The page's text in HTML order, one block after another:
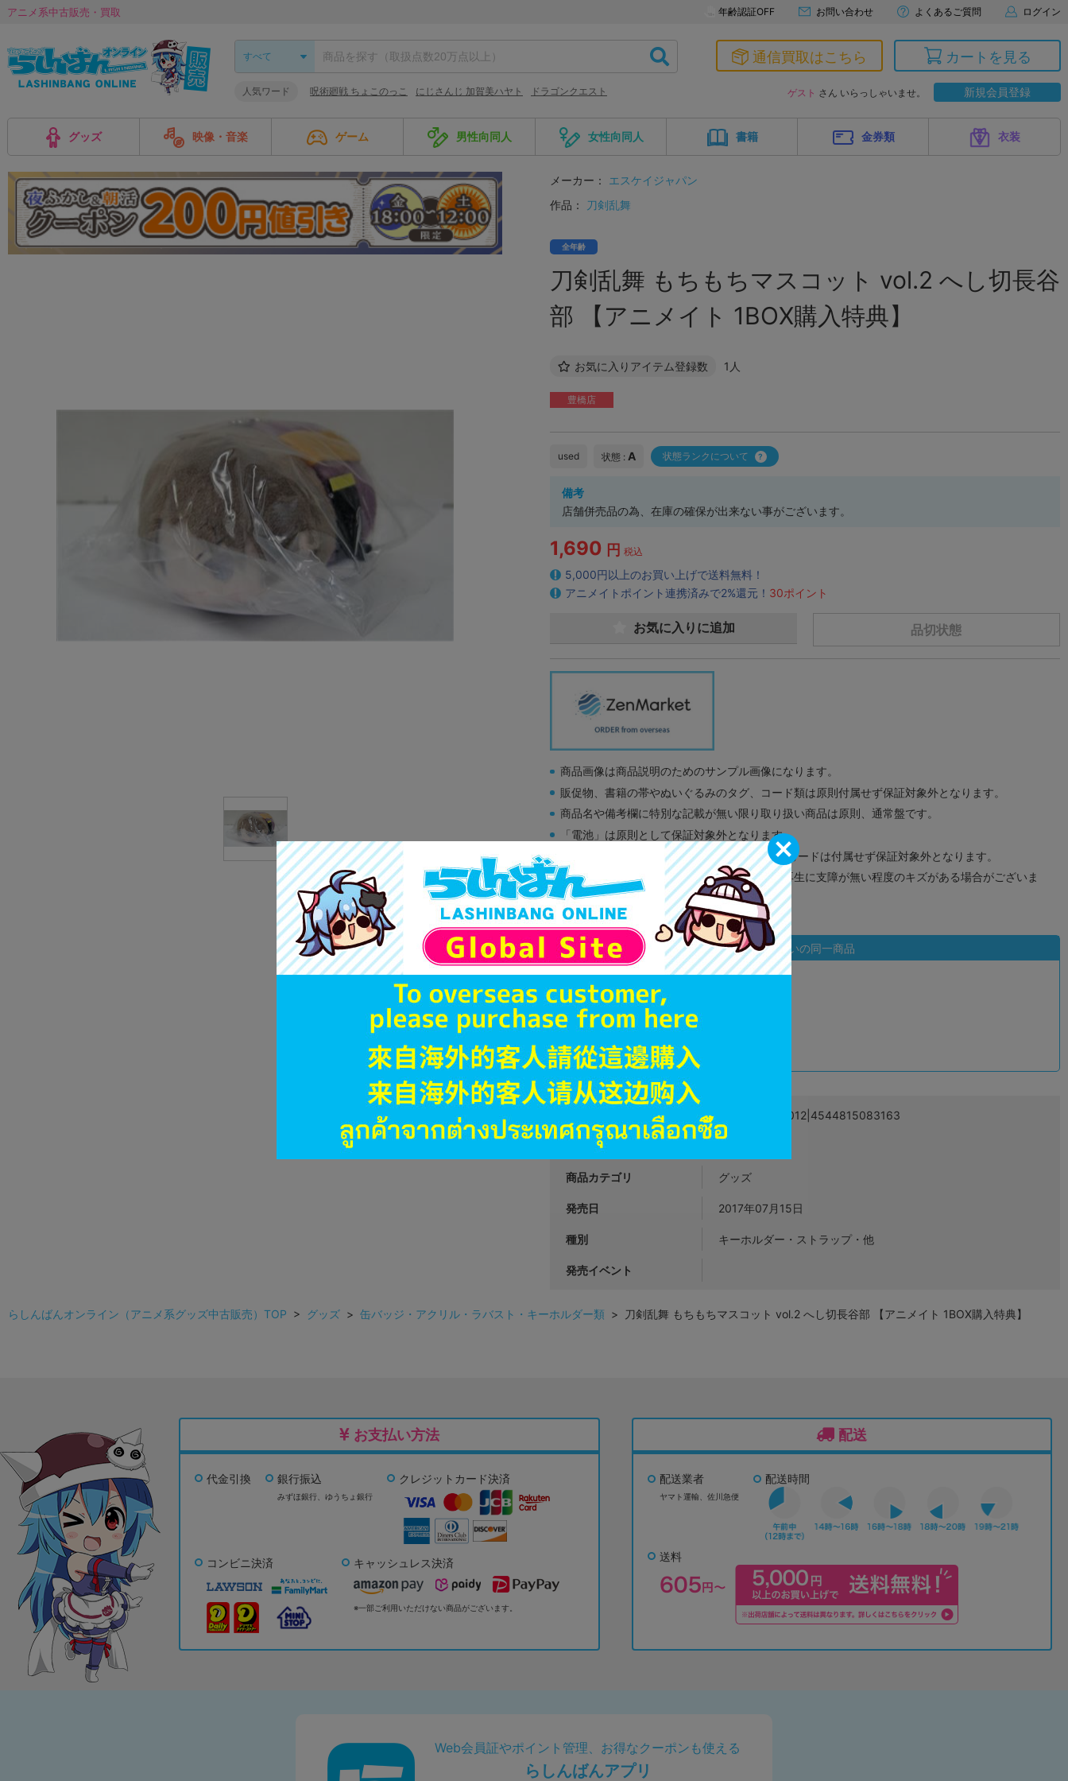
アニメ系中古販売・買取 年齢認証OFF お問い合わせ よくあるご質問 ログイン
人気ワード 呪術廻戦 ちょこのっこ にじさんじ 加賀美ハヤト ドラゴンクエスト
通信買取はこちら カートを見る
ゲスト さん いらっしゃいませ。 新規会員登録
グッズ 映像・音楽 ゲーム 男性向同人 女性向同人 書籍 金券類 衣装
メーカー：
エスケイジャパン
作品：
刀剣乱舞
全年齢
刀剣乱舞 もちもちマスコット vol.2 へし切長谷
部 【アニメイト 1BOX購入特典】
お気に入りアイテム登録数 1人
豊橋店
used 状態 : A 状態ランクについて
備考
店舗併売品の為、在庫の確保が出来ない事がございます。
1,690 円 税込
5,000円以上のお買い上げで送料無料！
アニメイトポイント連携済みで2%還元！ 30ポイント
品切状態
お気に入りに追加
商品画像は商品説明のためのサンプル画像になります。
販促物、書籍の帯やぬいぐるみのタグ、コード類は原則付属せず保証対象外となります。
商品名や備考欄に特別な記載が無い限り取り扱い商品は原則、通常盤です。
「電池」は原則として保証対象外となります。
ゲーム機本体には、SDカードなどのメモリーカードは付属せず保証対象外となります。
ディスク類の読み取り面のキズに関しまして再生に支障が無い程度のキズがある場合がございま
す。
※詳細につきましてはコチラ
状態違いの同一商品
オンライン
品切状態 1,890円 税込
4544815082012|4544815083163
商品番号
商品カテゴリ グッズ
発売日 2017年07月15日
種別 キーホルダー・ストラップ・他
発売イベント
らしんばんオンライン（アニメ系グッズ中古販売）TOP > グッズ > 缶バッジ・アクリル・ラバスト・キーホルダー類 > 刀剣乱舞 もちもちマスコット vol.2 へし切長谷部 【アニメイト 1BOX購入特典】
お支払い方法
代金引換 銀行振込
みずほ銀行、 ゆうちょ銀行
クレジットカード決済
コンビニ決済 キャッシュレス決済
※一部ご利用いただけない商品がございます。
配送
配送業者
ヤマト運輸、佐川急便
配送時間
送料
Web会員証やポイント管理、お得なクーポンも使える
らしんばんアプリ